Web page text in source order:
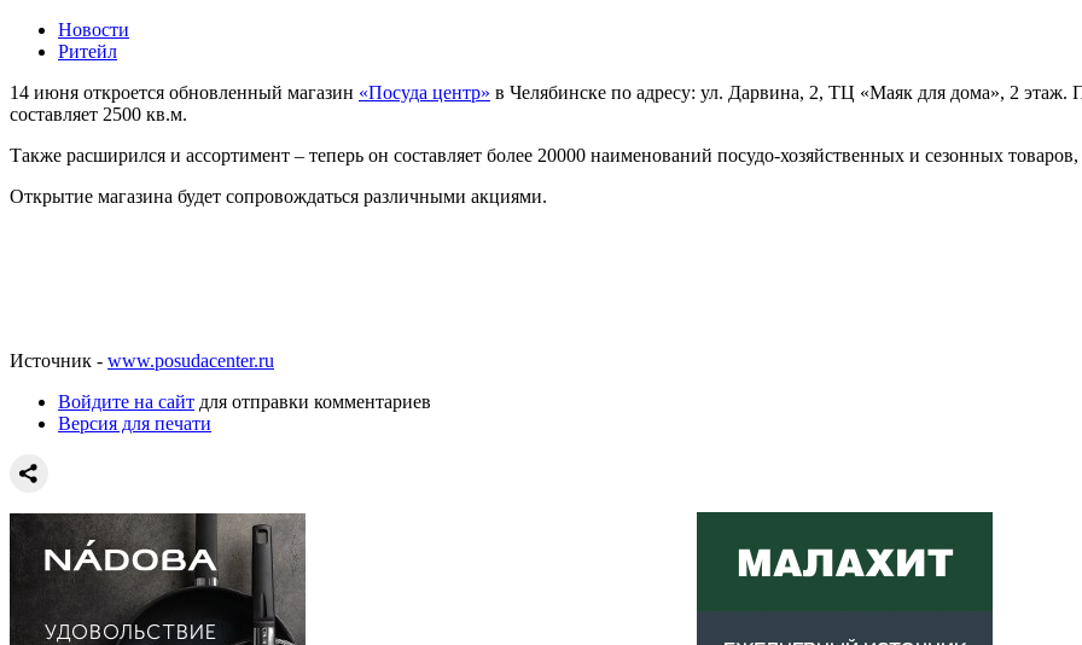
Новости
Ритейл
14 июня откроется обновленный магазин «Посуда центр» в Челябинске по адресу: ул. Дарвина, 2, ТЦ «Маяк для дома», 2 этаж.
составляет 2500 кв.м.
Также расширился и ассортимент – теперь он составляет более 20000 наименований посудо-хозяйственных и сезонных
Открытие магазина будет сопровождаться различными акциями.
Источник - www.posudacenter.ru
Войдите на сайт для отправки комментариев
Версия для печати